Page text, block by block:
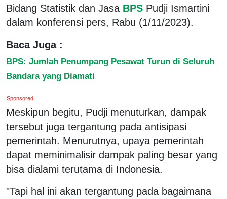
Bidang Statistik dan Jasa BPS Pudji Ismartini
dalam konferensi pers, Rabu (1/11/2023).
Baca Juga :
BPS: Jumlah Penumpang Pesawat Turun di Seluruh
Bandara yang Diamati
Sponsored
Meskipun begitu, Pudji menuturkan, dampak
tersebut juga tergantung pada antisipasi
pemerintah. Menurutnya, upaya pemerintah
dapat meminimalisir dampak paling besar yang
bisa dialami terutama di Indonesia.
"Tapi hal ini akan tergantung pada bagaimana